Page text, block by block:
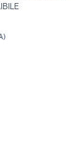
)